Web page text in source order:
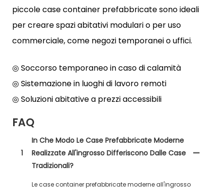
piccole case container prefabbricate sono ideali
per creare spazi abitativi modulari o per uso
commerciale, come negozi temporanei o uffici.
◎ Soccorso temporaneo in caso di calamità
◎ Sistemazione in luoghi di lavoro remoti
◎ Soluzioni abitative a prezzi accessibili
FAQ
1
In Che Modo Le Case Prefabbricate Moderne
Realizzate All'ingrosso Differiscono Dalle Case
Tradizionali?
Le case container prefabbricate moderne all'ingrosso